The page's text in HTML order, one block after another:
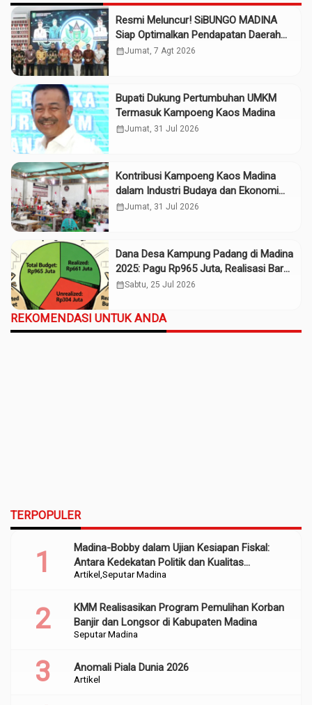
Resmi Meluncur! SiBUNGO MADINA
Siap Optimalkan Pendapatan Daerah
Madina
calendar_monthJumat, 7 Agt 2026
Bupati Dukung Pertumbuhan UMKM
Termasuk Kampoeng Kaos Madina
calendar_monthJumat, 31 Jul 2026
Kontribusi Kampoeng Kaos Madina
dalam Industri Budaya dan Ekonomi
Daerah
calendar_monthJumat, 31 Jul 2026
Dana Desa Kampung Padang di Madina
2025: Pagu Rp965 Juta, Realisasi Baru
Rp661 Juta
calendar_monthSabtu, 25 Jul 2026
REKOMENDASI UNTUK ANDA
TERPOPULER
Artikel Seputar Madina
Madina-Bobby dalam Ujian Kesiapan Fiskal:
Antara Kedekatan Politik dan Kualitas
Perencanaan
Seputar Madina
KMM Realisasikan Program Pemulihan Korban
Banjir dan Longsor di Kabupaten Madina
Artikel
Anomali Piala Dunia 2026